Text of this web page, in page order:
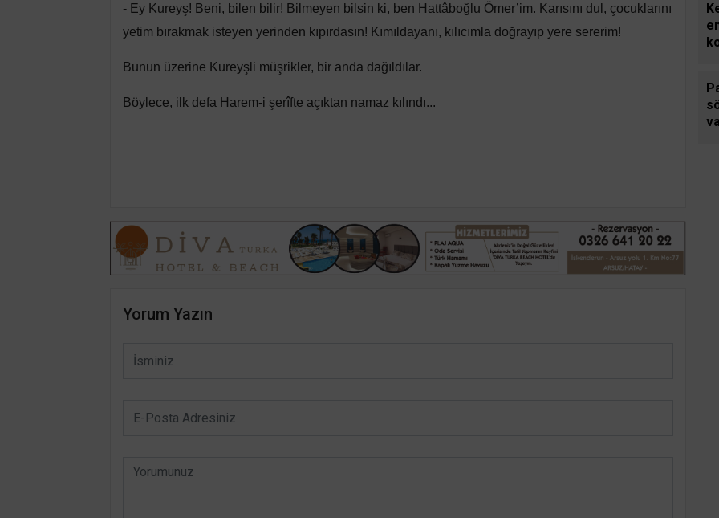
- Ey Kureyş! Beni, bilen bilir! Bilmeyen bilsin ki, ben Hattâboğlu Ömer’im. Karısını dul, çocuklarını
yetim bırakmak isteyen yerinden kıpırdasın! Kımıldayanı, kılıcımla doğrayıp yere sererim!
Bunun üzerine Kureyşli müşrikler, bir anda dağıldılar.
Böylece, ilk defa Harem-i şerîfte açıktan namaz kılındı...
Yorum Yazın